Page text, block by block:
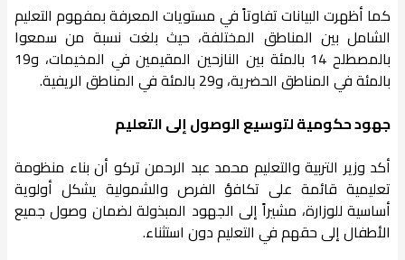
كما أظهرت البيانات تفاوتاً في مستويات المعرفة بمفهوم التعليم
الشامل بين المناطق المختلفة، حيث بلغت نسبة من سمعوا
بالمصطلح 14 بالمئة بين النازحين المقيمين في المخيمات، و19
بالمئة في المناطق الحضرية، و29 بالمئة في المناطق الريفية.
جهود حكومية لتوسيع الوصول إلى التعليم
أكد وزير التربية والتعليم محمد عبد الرحمن تركو أن بناء منظومة
تعليمية قائمة على تكافؤ الفرص والشمولية يشكل أولوية
أساسية للوزارة، مشيراً إلى الجهود المبذولة لضمان وصول جميع
الأطفال إلى حقهم في التعليم دون استثناء.